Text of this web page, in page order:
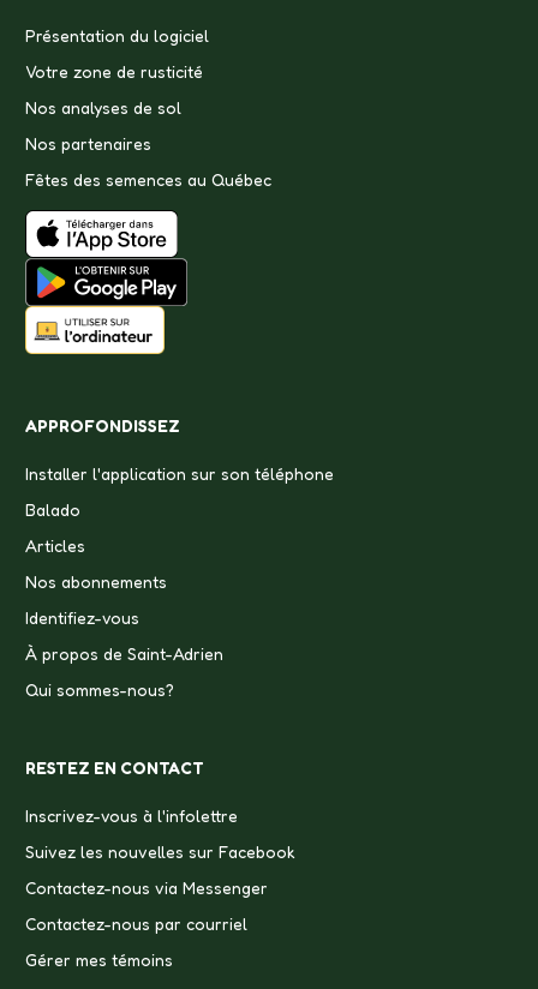
Présentation du logiciel
Votre zone de rusticité
Nos analyses de sol
Nos partenaires
Fêtes des semences au Québec
APPROFONDISSEZ
Installer l'application sur son téléphone
Balado
Articles
Nos abonnements
Identifiez-vous
À propos de Saint-Adrien
Qui sommes-nous?
RESTEZ EN CONTACT
Inscrivez-vous à l'infolettre
Suivez les nouvelles sur Facebook
Contactez-nous via Messenger
Contactez-nous par courriel
Gérer mes témoins